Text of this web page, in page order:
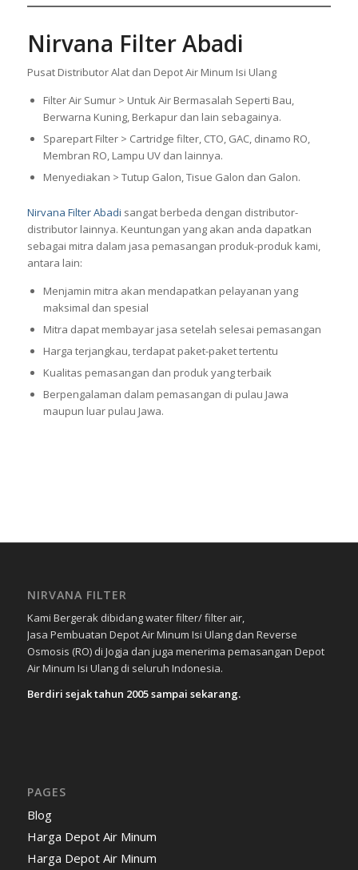
Nirvana Filter Abadi
Pusat Distributor Alat dan Depot Air Minum Isi Ulang
Filter Air Sumur > Untuk Air Bermasalah Seperti Bau,
Berwarna Kuning, Berkapur dan lain sebagainya.
Sparepart Filter > Cartridge filter, CTO, GAC, dinamo RO,
Membran RO, Lampu UV dan lainnya.
Menyediakan > Tutup Galon, Tisue Galon dan Galon.
Nirvana Filter Abadi sangat berbeda dengan distributor-
distributor lainnya. Keuntungan yang akan anda dapatkan
sebagai mitra dalam jasa pemasangan produk-produk kami,
antara lain:
Menjamin mitra akan mendapatkan pelayanan yang
maksimal dan spesial
Mitra dapat membayar jasa setelah selesai pemasangan
Harga terjangkau, terdapat paket-paket tertentu
Kualitas pemasangan dan produk yang terbaik
Berpengalaman dalam pemasangan di pulau Jawa
maupun luar pulau Jawa.
NIRVANA FILTER
Kami Bergerak dibidang water filter/ filter air,
Jasa Pembuatan Depot Air Minum Isi Ulang dan Reverse
Osmosis (RO) di Jogja dan juga menerima pemasangan Depot
Air Minum Isi Ulang di seluruh Indonesia.
Berdiri sejak tahun 2005 sampai sekarang.
PAGES
Blog
Harga Depot Air Minum
Harga Depot Air Minum